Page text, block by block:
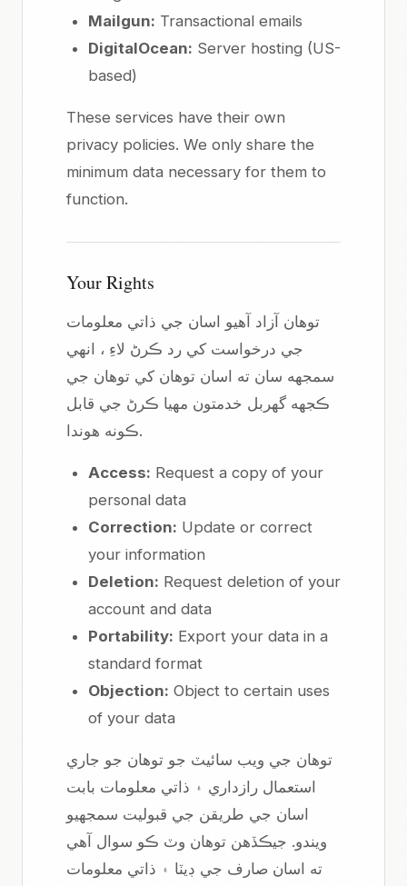
Mailgun: Transactional emails
DigitalOcean: Server hosting (US-
based)
These services have their own
privacy policies. We only share the
minimum data necessary for them to
function.
Your Rights
توهان آزاد آهيو اسان جي ذاتي معلومات
جي درخواست کي رد ڪرڻ لاءِ ، انهي
سمجھه سان ته اسان توهان کي توهان جي
ڪجهه گهربل خدمتون مهيا ڪرڻ جي قابل
ڪونه هوندا.
Access: Request a copy of your
personal data
Correction: Update or correct
your information
Deletion: Request deletion of your
account and data
Portability: Export your data in a
standard format
Objection: Object to certain uses
of your data
توهان جي ويب سائيٽ جو توهان جو جاري
استعمال رازداري ۽ ذاتي معلومات بابت
اسان جي طريقن جي قبوليت سمجهيو
ويندو. جيڪڏهن توهان وٽ ڪو سوال آهي
ته اسان صارف جي ڊيٽا ۽ ذاتي معلومات